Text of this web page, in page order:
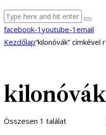
facebook-1 youtube-1 email
Kezdőlap“kilonóvák”
kilonóvák
Összesen 1 találat